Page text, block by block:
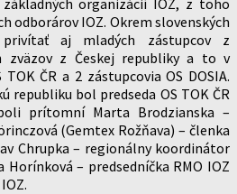
odborárov IOZ. Okrem slovenských
aj mladých zástupcov z
zväzov z Českej republiky a to v
ČR a 2 zástupcovia OS DOSIA.
republiku bol predseda OS TOK ČR
prítomní Marta Brodzianska –
(Gemtex Rožňava) – členka
Chrupka – regionálny koordinátor
– predsedníčka RMO IOZ